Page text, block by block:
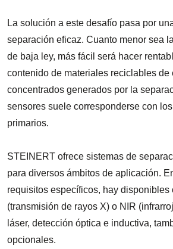
La solución a este desafío pasa por
separación eficaz. Cuanto menor sea
de baja ley, más fácil será hacer
contenido de materiales reciclables de
concentrados generados por la
sensores suele corresponderse con
primarios.
STEINERT ofrece sistemas de
para diversos ámbitos de aplicación.
requisitos específicos, hay
(transmisión de rayos X) o NIR
láser, detección óptica e inductiva,
opcionales.